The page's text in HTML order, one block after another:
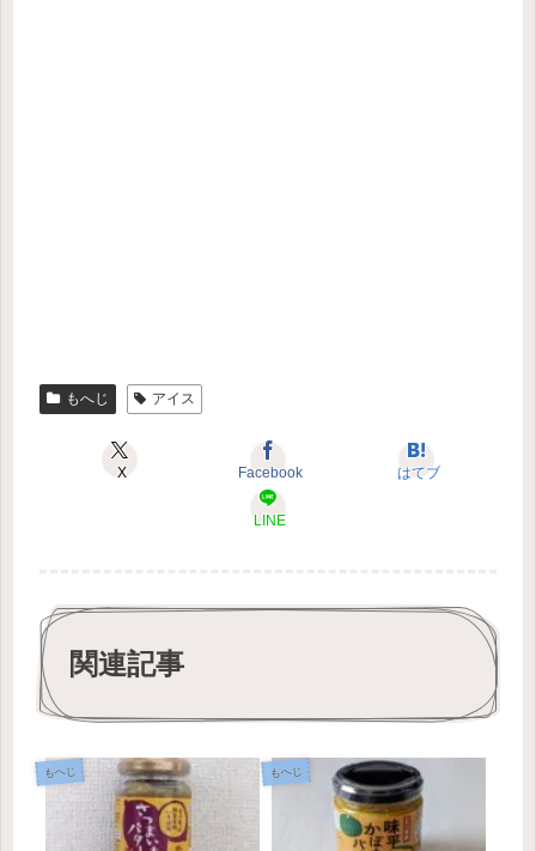
もへじ アイス
X Facebook はてブ
LINE
関連記事
もへじ もへじ